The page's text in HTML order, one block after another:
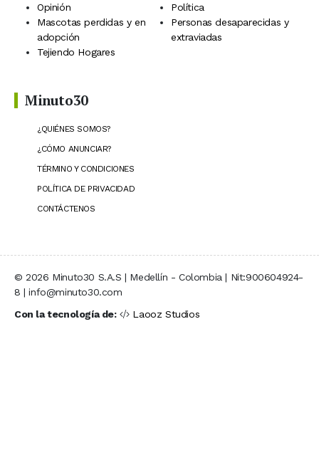
Opinión
Política
Mascotas perdidas y en
adopción
Personas desaparecidas y
extraviadas
Tejiendo Hogares
Minuto30
¿QUIÉNES SOMOS?
¿CÓMO ANUNCIAR?
TÉRMINO Y CONDICIONES
POLÍTICA DE PRIVACIDAD
CONTÁCTENOS
© 2026 Minuto30 S.A.S | Medellín - Colombia | Nit:900604924-
8 | info@minuto30.com
Con la tecnología de:
Laooz Studios